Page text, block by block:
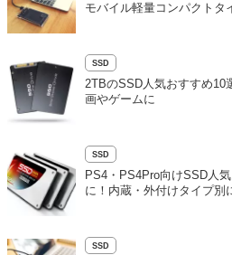
モバイル軽量コンパクトタ
SSD
2TBのSSD人気おすすめ10
画やゲームに
SSD
PS4・PS4Pro向けSSD人
に！内蔵・外付けタイプ別
SSD